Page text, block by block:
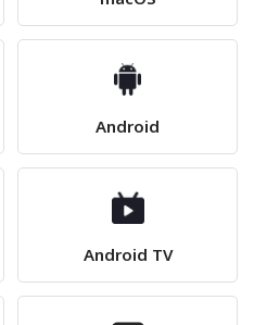
Android
Android TV